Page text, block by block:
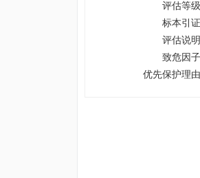
评估等
标本引
评估说
致危因
优先保护理